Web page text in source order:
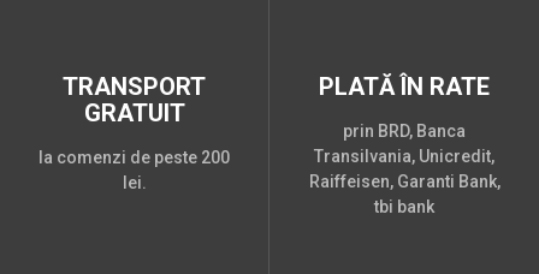
TRANSPORT
GRATUIT
la comenzi de peste 200
lei.
PLATĂ ÎN RATE
prin BRD, Banca
Transilvania, Unicredit,
Raiffeisen, Garanti Bank,
tbi bank